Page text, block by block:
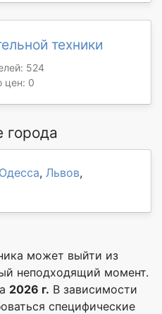
техники
524
цен: 0
города
Одесса, Львов,
может выйти из
неподходящий момент.
2026 г. В зависимости
специфические